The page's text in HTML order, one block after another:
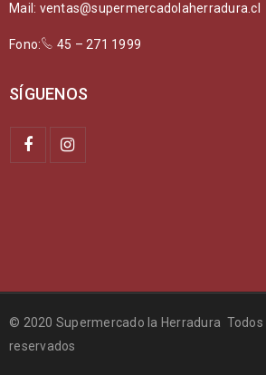
Mail: ventas@supermercadolaherradura.cl
Fono: 45 – 271 1999
SÍGUENOS
© 2020 Supermercado la Herradura Todos
reservados